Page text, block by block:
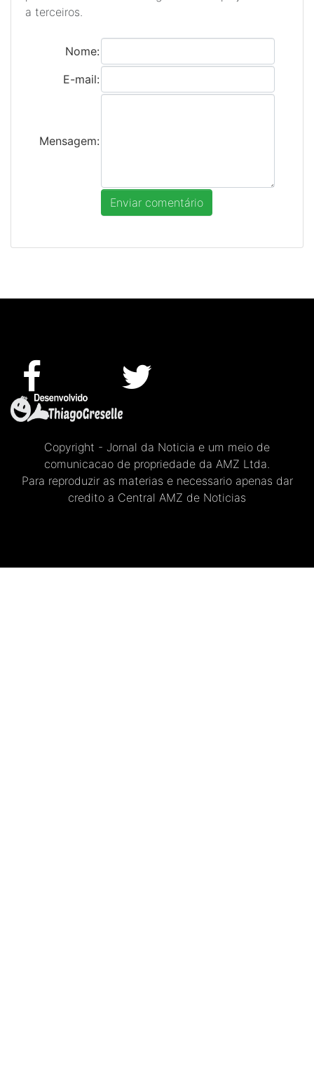
a terceiros.
Nome:
E-mail:
Mensagem:
Copyright - Jornal da Noticia e um meio de
comunicacao de propriedade da AMZ Ltda.
Para reproduzir as materias e necessario apenas dar
credito a Central AMZ de Noticias